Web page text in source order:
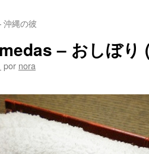
沖縄の彼
– おしぼり
por nora